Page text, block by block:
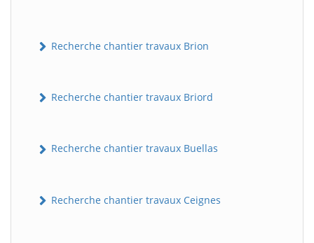
Recherche chantier travaux Brion
Recherche chantier travaux Briord
Recherche chantier travaux Buellas
Recherche chantier travaux Ceignes